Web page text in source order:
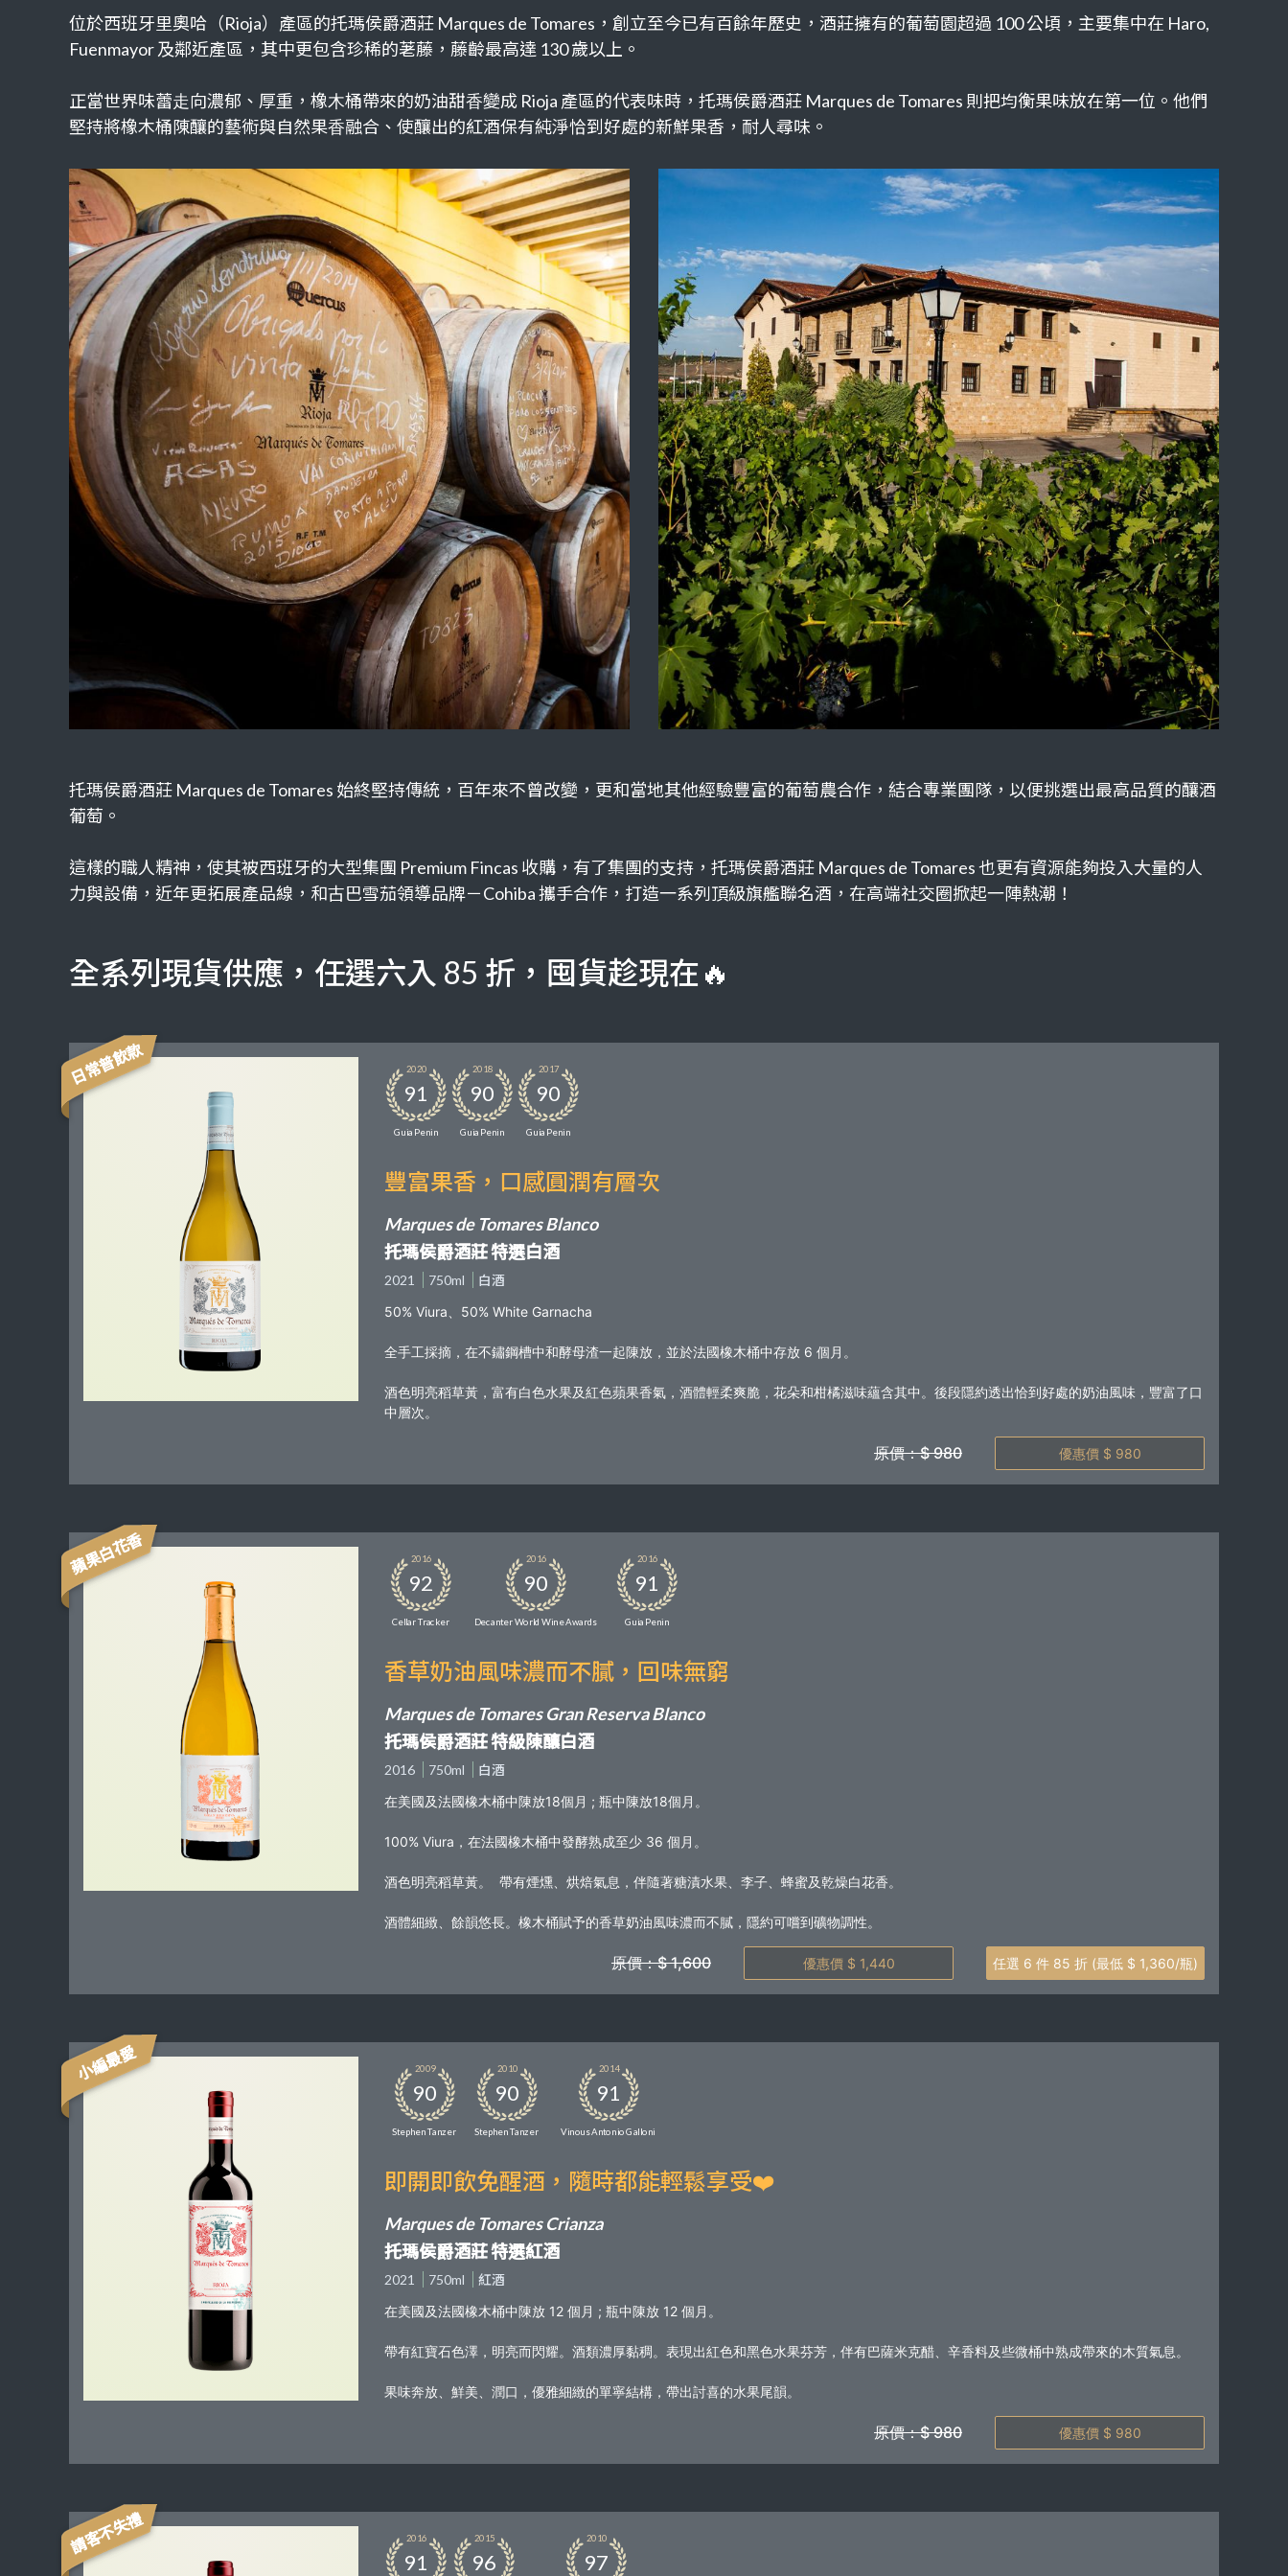
位於西班牙里奧哈（Rioja）產區的托瑪侯爵酒莊 Marques de Tomares，創立至今已有百餘年歷史，酒莊擁有的葡萄園超過 100 公頃，主要集中在 Haro,
Fuenmayor 及鄰近產區，其中更包含珍稀的荖藤，藤齡最高達 130 歲以上。
正當世界味蕾⾛向濃郁、厚重，橡⽊桶帶來的奶油甜⾹變成 Rioja 產區的代表味時，托瑪侯爵酒莊 Marques de Tomares 則把均衡果味放在第一位。他們
堅持將橡木桶陳釀的藝術與⾃然果⾹融合、使釀出的紅酒保有純淨恰到好處的新鮮果香，耐人尋味。
托瑪侯爵酒莊 Marques de Tomares 始終堅持傳統，百年來不曾改變，更和當地其他經驗豐富的葡萄農合作，結合專業團隊，以便挑選出最高品質的釀酒
葡萄。
這樣的職人精神，使其被西班牙的大型集團 Premium Fincas 收購，有了集團的支持，托瑪侯爵酒莊 Marques de Tomares 也更有資源能夠投入大量的人
力與設備，近年更拓展產品線，和古巴雪茄領導品牌－Cohiba 攜手合作，打造一系列頂級旗艦聯名酒，在高端社交圈掀起一陣熱潮！
全系列現貨供應，任選六入 85 折，囤貨趁現在🔥
日常普飲款 2020
91
Guia Penin
2018
90
Guia Penin
2017
90
Guia Penin
豐富果香，口感圓潤有層次
Marques de Tomares Blanco
托瑪侯爵酒莊 特選白酒
2021 750ml
白酒
50% Viura、50% White Garnacha
全手工採摘，在不鏽鋼槽中和酵母渣一起陳放，並於法國橡木桶中存放 6 個月。
酒色明亮稻草黃，富有白色水果及紅色蘋果香氣，酒體輕柔爽脆，花朵和柑橘滋味蘊含其中。後段隱約透出恰到好處的奶油風味，豐富了口
中層次。
原價：$ 980 優惠價 $ 980
蘋果白花香 2016
92
Cellar Tracker
2016
90
Decanter World Wine Awards
2016
91
Guia Penin
香草奶油風味濃而不膩，回味無窮
Marques de Tomares Gran Reserva Blanco
托瑪侯爵酒莊 特級陳釀白酒
2016 750ml
白酒
在美國及法國橡木桶中陳放18個月 ; 瓶中陳放18個月。
100% Viura，在法國橡木桶中發酵熟成至少 36 個月。
酒色明亮稻草黃。 帶有煙燻、烘焙氣息，伴隨著糖漬水果、李子、蜂蜜及乾燥白花香。
酒體細緻、餘韻悠長。橡木桶賦予的香草奶油風味濃而不膩，隱約可嚐到礦物調性。
原價：$ 1,600 優惠價 $ 1,440 任選 6 件 85 折 (最低 $ 1,360/瓶)
小編最愛 2009
90
Stephen Tanzer
2010
90
Stephen Tanzer
2014
91
Vinous Antonio Galloni
即開即飲免醒酒，隨時都能輕鬆享受❤️
Marques de Tomares Crianza
托瑪侯爵酒莊 特選紅酒
2021 750ml
紅酒
在美國及法國橡木桶中陳放 12 個月 ; 瓶中陳放 12 個月。
帶有紅寶石色澤，明亮而閃耀。酒類濃厚黏稠。表現出紅色和黑色水果芬芳，伴有巴薩米克醋、辛香料及些微桶中熟成帶來的木質氣息。
果味奔放、鮮美、潤口，優雅細緻的單寧結構，帶出討喜的水果尾韻。
原價：$ 980 優惠價 $ 980
請客不失禮 2016
91
2015
96
2010
97